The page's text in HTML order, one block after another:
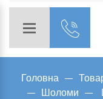
Головна
Шоломи